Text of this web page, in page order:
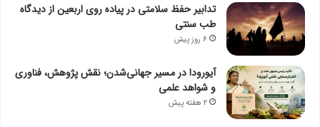
تدابیر حفظ سلامتی در پیاده روی اربعین از دیدگاه
طب سنتی
۶ روز پیش
آیورودا در مسیر جهانی‌شدن؛ نقش پژوهش، فناوری
و شواهد علمی
۲ هفته پیش